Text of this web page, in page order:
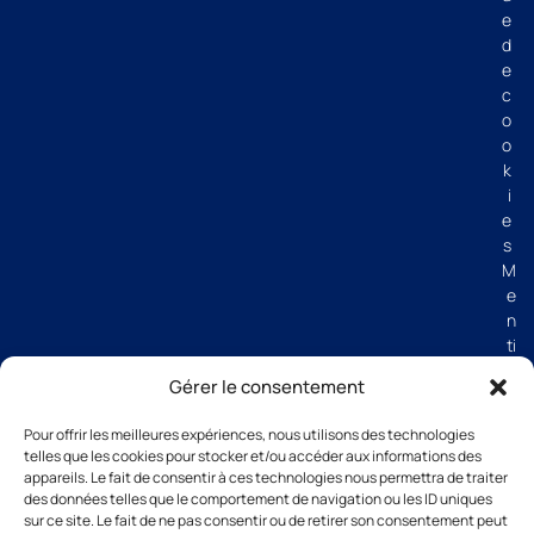
Gérer le consentement
Pour offrir les meilleures expériences, nous utilisons des technologies
telles que les cookies pour stocker et/ou accéder aux informations des
appareils. Le fait de consentir à ces technologies nous permettra de traiter
des données telles que le comportement de navigation ou les ID uniques
sur ce site. Le fait de ne pas consentir ou de retirer son consentement peut
e
d
e
c
o
o
k
i
e
s
M
e
n
ti
g
e